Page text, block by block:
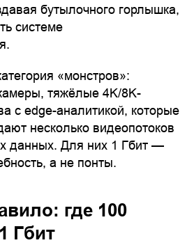
бутылочного горлышка,
системе
«монстров»:
тяжёлые 4K/8K-
с edge-аналитикой, которые
несколько видеопотоков
данных. Для них 1 Гбит —
а не понты.
где 100
Гбит